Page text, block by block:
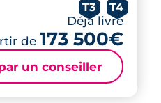
T3 T4
Déjà livré
de 173 500€
un conseiller